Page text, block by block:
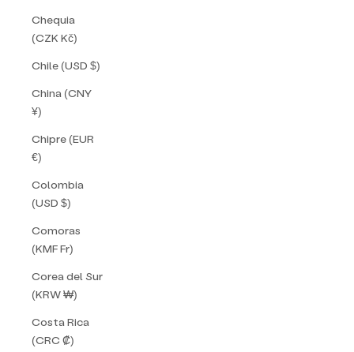
Chequia
(CZK Kč)
Chile (USD $)
China (CNY
¥)
Chipre (EUR
€)
Colombia
(USD $)
Comoras
(KMF Fr)
Corea del Sur
(KRW ₩)
Costa Rica
(CRC ₡)